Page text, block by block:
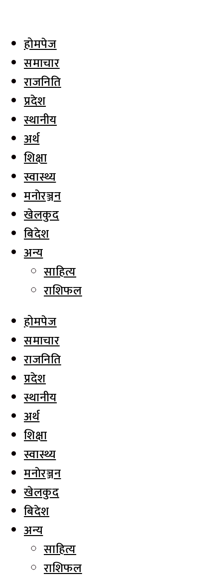
होमपेज
समाचार
राजनिति
प्रदेश
स्थानीय
अर्थ
शिक्षा
स्वास्थ्य
मनाेरञ्जन
खेलकुद
बिदेश
अन्य
साहित्य
राशिफल
होमपेज
समाचार
राजनिति
प्रदेश
स्थानीय
अर्थ
शिक्षा
स्वास्थ्य
मनाेरञ्जन
खेलकुद
बिदेश
अन्य
साहित्य
राशिफल